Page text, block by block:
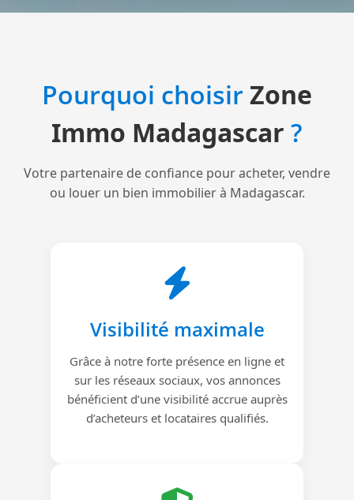
Pourquoi choisirZone
Immo Madagascar ?
Votre partenaire de confiance pour acheter, vendre
ou louer un bien immobilier à Madagascar.
Visibilité maximale
Grâce à notre forte présence en ligne et
sur les réseaux sociaux, vos annonces
bénéficient d’une visibilité accrue auprès
d’acheteurs et locataires qualifiés.